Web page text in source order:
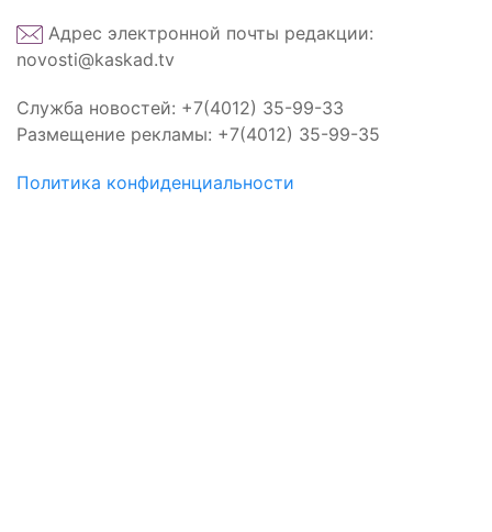
Адрес электронной почты редакции:
novosti@kaskad.tv
Служба новостей: +7(4012) 35-99-33
Размещение рекламы: +7(4012) 35-99-35
Политика конфиденциальности